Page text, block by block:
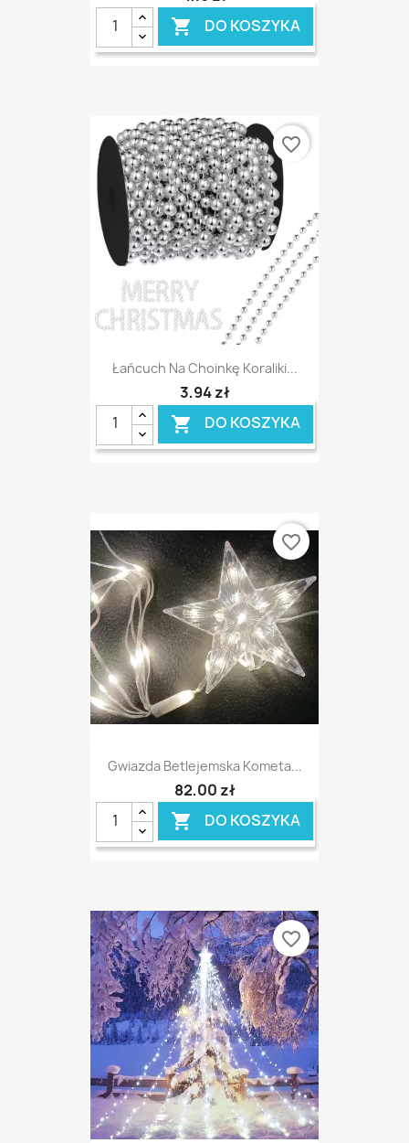
 DO KOSZYKA
Łańcuch Na Choinkę Koraliki...
3,94 zł
 DO KOSZYKA
favorite_border
Gwiazda Betlejemska Kometa...
82,00 zł
 DO KOSZYKA
favorite_border
favorite_border